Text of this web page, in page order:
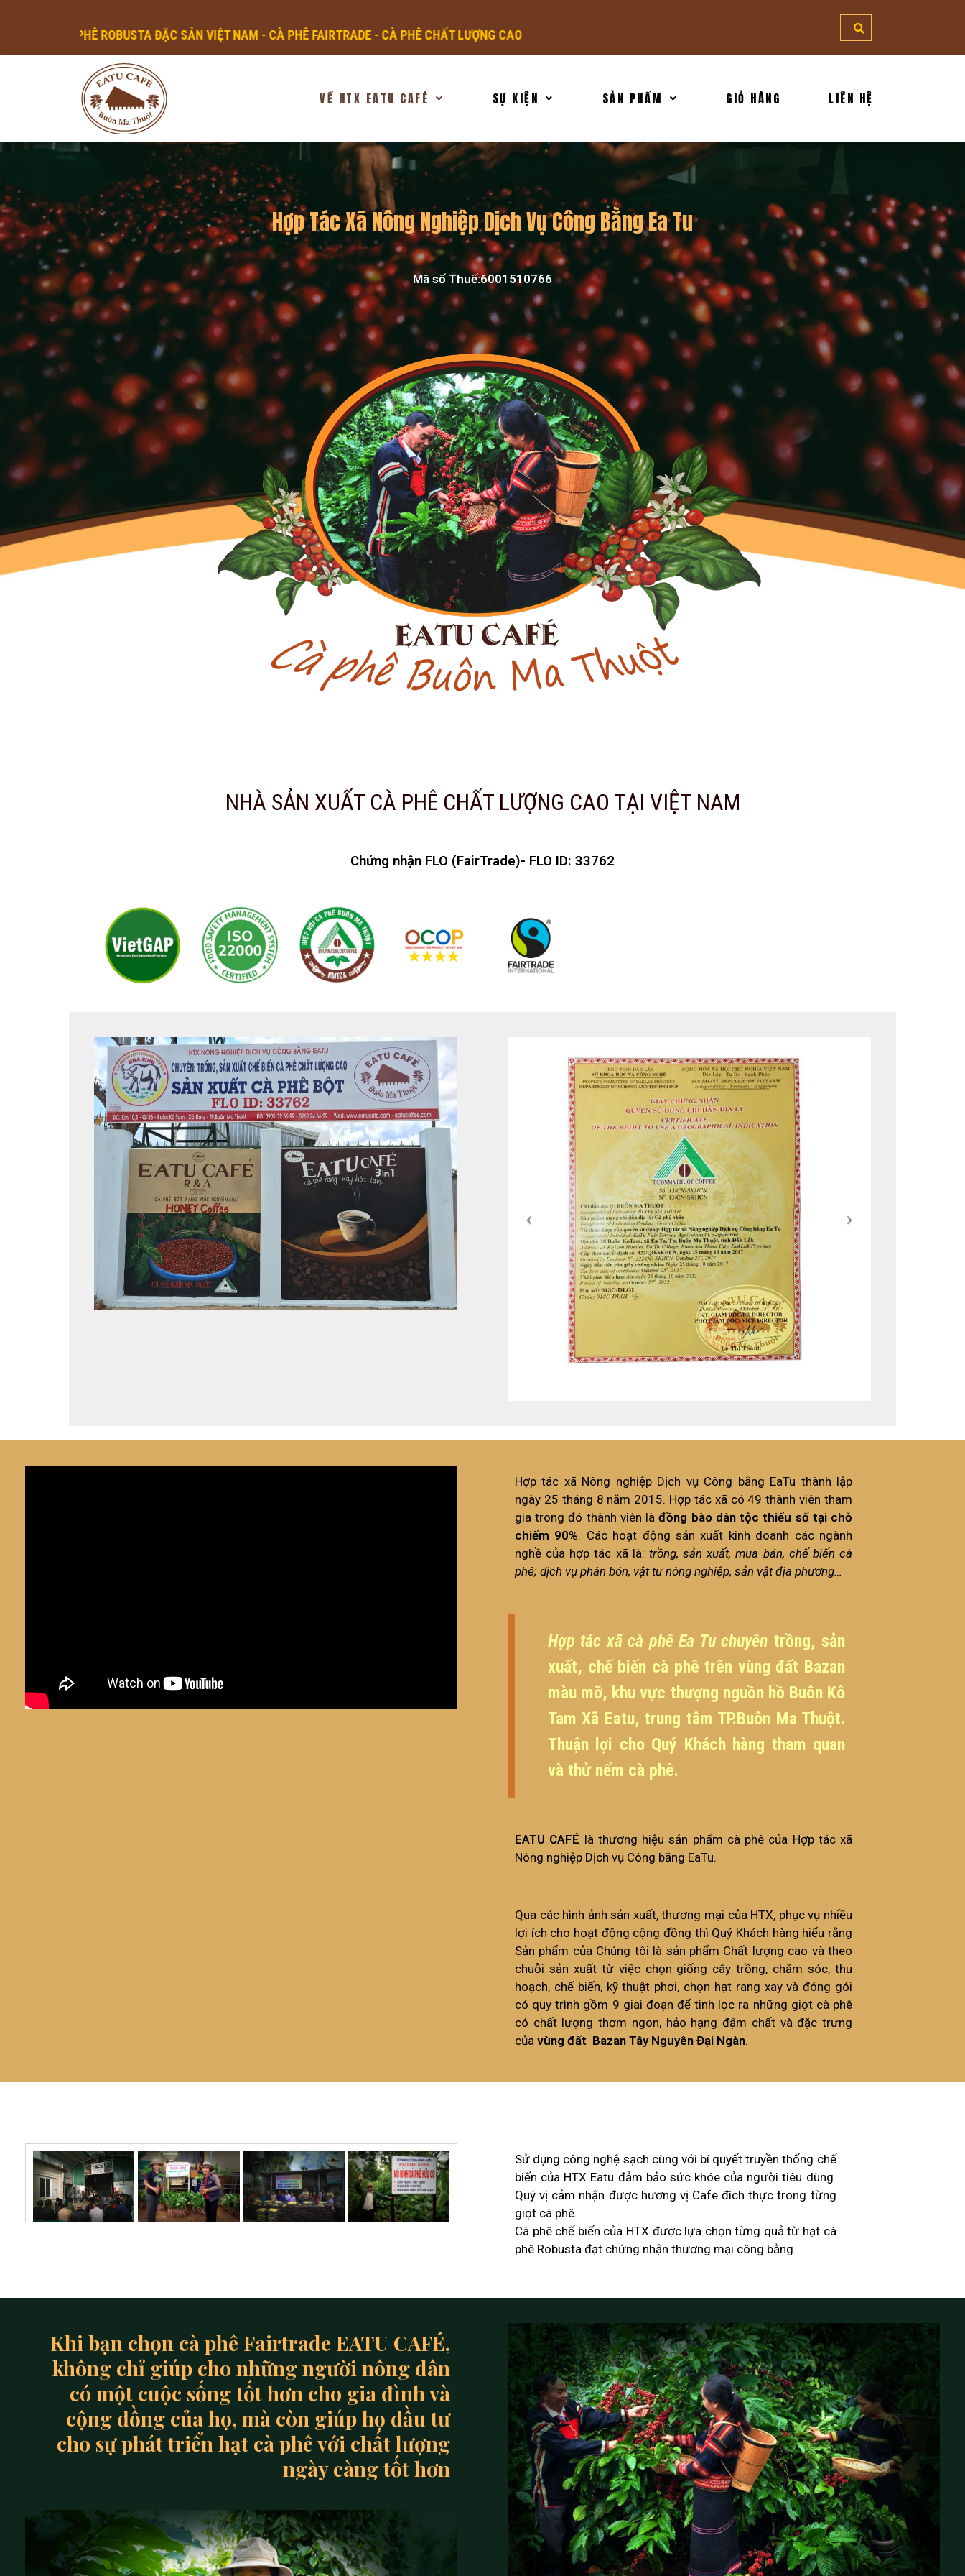
- CÀ PHÊ FAIRTRADE - CÀ PHÊ CHẤT LƯỢNG CAO
VỀ HTX EATU CAFÉ SỰ KIỆN SẢN PHẨM GIỎ HÀNG LIÊN HỆ
Hợp Tác Xã Nông Nghiệp Dịch Vụ Công Bằng Ea Tu
Mã số Thuế:6001510766
NHÀ SẢN XUẤT CÀ PHÊ CHẤT LƯỢNG CAO TẠI VIỆT NAM
Chứng nhận FLO (FairTrade)- FLO ID: 33762
Hợp tác xã Nông nghiệp Dịch vụ Công bằng EaTu thành lập
ngày 25 tháng 8 năm 2015. Hợp tác xã có 49 thành viên tham
gia trong đó thành viên làđồng bào dân tộc thiểu số tại chỗ
chiếm 90%. Các hoạt động sản xuất kinh doanh các ngành
nghề của hợp tác xã là: trồng, sản xuất, mua bán, chế biến cà
phê; dịch vụ phân bón, vật tư nông nghiệp, sản vật địa phương…
Hợp tác xã cà phê Ea Tu chuyên trồng, sản
xuất, chế biến cà phê trên vùng đất Bazan
màu mỡ, khu vực thượng nguồn hồ Buôn Kô
Tam Xã Eatu, trung tâm TP.Buôn Ma Thuột.
Thuận lợi cho Quý Khách hàng tham quan
và thử nếm cà phê.
EATU CAFÉ là thương hiệu sản phẩm cà phê của Hợp tác xã
Nông nghiệp Dịch vụ Công bằng EaTu.
Qua các hình ảnh sản xuất, thương mại của HTX, phục vụ nhiều
lợi ích cho hoạt động cộng đồng thì Quý Khách hàng hiểu rằng
Sản phẩm của Chúng tôi là sản phẩm Chất lượng cao và theo
chuỗi sản xuất từ việc chọn giống cây trồng, chăm sóc, thu
hoạch, chế biến, kỹ thuật phơi, chọn hạt rang xay và đóng gói
có quy trình gồm 9 giai đoạn để tinh lọc ra những giọt cà phê
có chất lượng thơm ngon, hảo hạng đậm chất và đặc trưng
của vùng đất Bazan Tây Nguyên Đại Ngàn.
Sử dụng công nghệ sạch cùng với bí quyết truyền thống chế
biến của HTX Eatu đảm bảo sức khóe của người tiêu dùng.
Quý vị cảm nhận được hương vị Cafe đích thực trong từng
giọt cà phê.
Cà phê chế biến của HTX được lựa chọn từng quả từ hạt cà
phê Robusta đạt chứng nhận thương mại công bằng.
Khi bạn chọn cà phê Fairtrade EATU CAFÉ,
không chỉ giúp cho những người nông dân
có một cuộc sống tốt hơn cho gia đình và
cộng đồng của họ, mà còn giúp họ đầu tư
cho sự phát triển hạt cà phê với chất lượng
ngày càng tốt hơn